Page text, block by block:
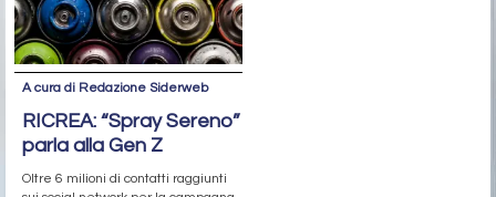
A cura di Redazione Siderweb
RICREA: “Spray Sereno”
parla alla Gen Z
Oltre 6 milioni di contatti raggiunti